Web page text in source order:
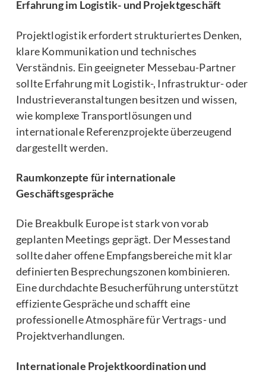
Erfahrung im Logistik- und Projektgeschäft
Projektlogistik erfordert strukturiertes Denken,
klare Kommunikation und technisches
Verständnis. Ein geeigneter Messebau-Partner
sollte Erfahrung mit Logistik-, Infrastruktur- oder
Industrieveranstaltungen besitzen und wissen,
wie komplexe Transportlösungen und
internationale Referenzprojekte überzeugend
dargestellt werden.
Raumkonzepte für internationale
Geschäftsgespräche
Die Breakbulk Europe ist stark von vorab
geplanten Meetings geprägt. Der Messestand
sollte daher offene Empfangsbereiche mit klar
definierten Besprechungszonen kombinieren.
Eine durchdachte Besucherführung unterstützt
effiziente Gespräche und schafft eine
professionelle Atmosphäre für Vertrags- und
Projektverhandlungen.
Internationale Projektkoordination und